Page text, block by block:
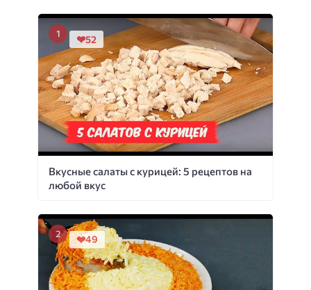
Вкусные салаты с курицей: 5 рецептов на
любой вкус
52
49